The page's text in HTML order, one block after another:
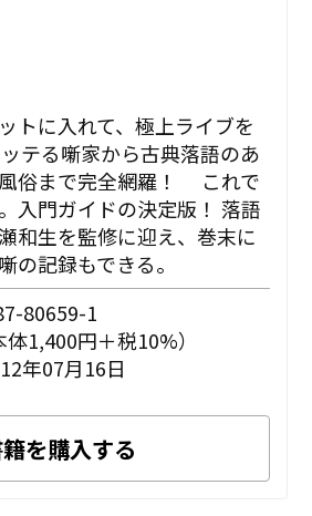
トに入れて、極上ライブを
テる噺家から古典落語のあ
俗まで完全網羅！ これで
入門ガイドの決定版！ 落語
和生を監修に迎え、巻末に
の記録もできる。
80659-1
1,400円＋税10%）
年07月16日
を購入する